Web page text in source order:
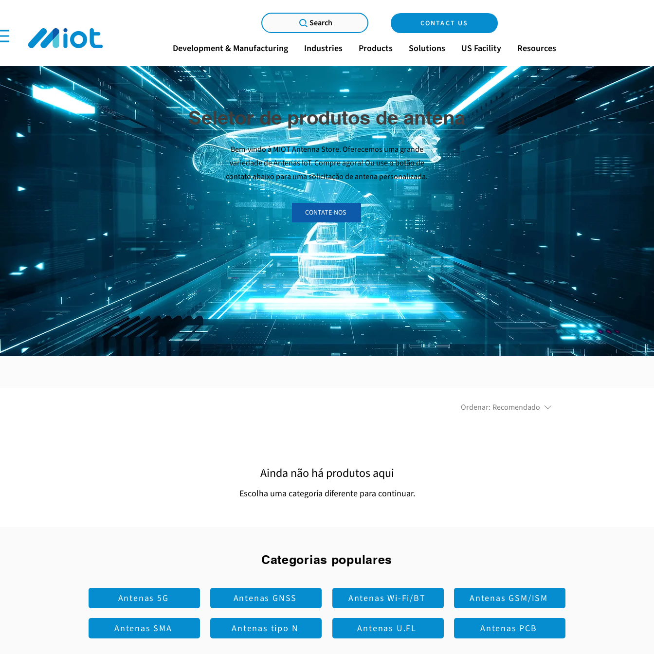
Search CONTACT US
Development & Manufacturing Industries Products Solutions US Facility Resources
Seletor de produtos de antena
Bem-vindo à MIOT Antenna Store. Oferecemos uma grande
variedade de Antenas IoT. Compre agora! Ou use o botão de
contato abaixo para uma solicitação de antena personalizada.
CONTATE-NOS
Ordenar: Recomendado
Ainda não há produtos aqui
Escolha uma categoria diferente para continuar.
Categorias populares
Antenas 5G
Antenas SMA
Antenas GNSS
Antenas tipo N
Antenas Wi-Fi/BT
Antenas U.FL
Antenas GSM/ISM
Antenas PCB